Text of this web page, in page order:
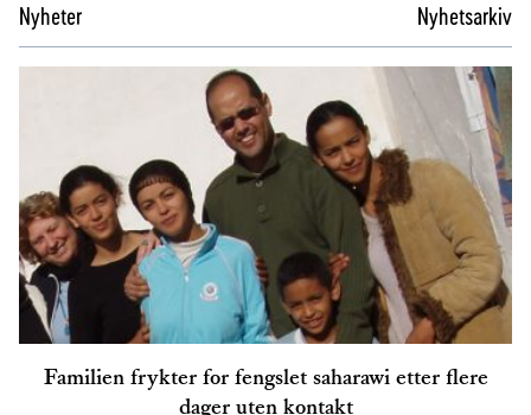
Nyheter Nyhetsarkiv
Familien frykter for fengslet saharawi etter flere
dager uten kontakt